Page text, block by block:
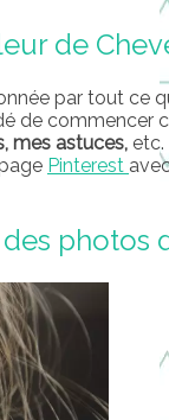
de
par tout ce
de commencer
mes astuces, etc.
Pinterest
photos